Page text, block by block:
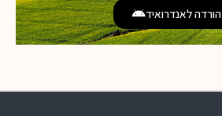
הורדה לאנדרואיד